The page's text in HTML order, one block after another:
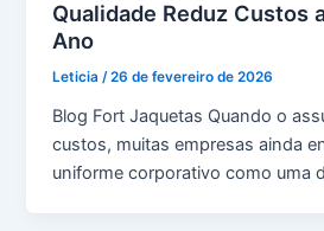
Qualidade Reduz Custos
Ano
Leticia/26 de fevereiro de 2026
Blog Fort Jaquetas Quando o
custos, muitas empresas ainda
uniforme corporativo como uma